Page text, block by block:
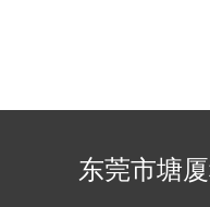
东莞市塘